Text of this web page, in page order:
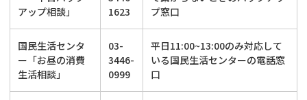
アップ相談」
1623
プ窓口
国民生活センタ
ー「お昼の消費
生活相談」
03-
3446-
0999
平日11:00~13:00のみ対応して
いる国民生活センターの電話窓
口